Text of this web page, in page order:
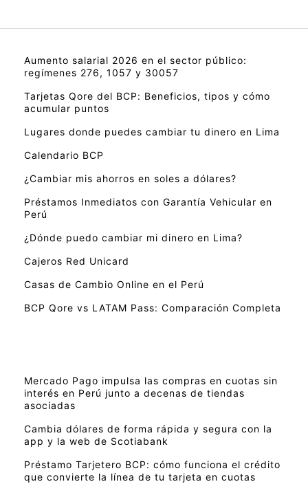
Aumento salarial 2026 en el sector público:
regímenes 276, 1057 y 30057
Tarjetas Qore del BCP: Beneficios, tipos y cómo
acumular puntos
Lugares donde puedes cambiar tu dinero en Lima
Calendario BCP
¿Cambiar mis ahorros en soles a dólares?
Préstamos Inmediatos con Garantía Vehicular en
Perú
¿Dónde puedo cambiar mi dinero en Lima?
Cajeros Red Unicard
Casas de Cambio Online en el Perú
BCP Qore vs LATAM Pass: Comparación Completa
Mercado Pago impulsa las compras en cuotas sin
interés en Perú junto a decenas de tiendas
asociadas
Cambia dólares de forma rápida y segura con la
app y la web de Scotiabank
Préstamo Tarjetero BCP: cómo funciona el crédito
que convierte la línea de tu tarjeta en cuotas